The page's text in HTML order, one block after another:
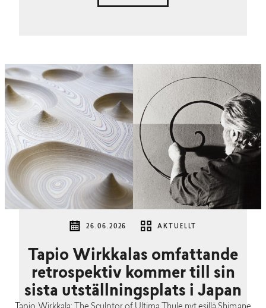
26.06.2026 AKTUELLT
Tapio Wirkkalas omfattande
retrospektiv kommer till sin
sista utställningsplats i Japan